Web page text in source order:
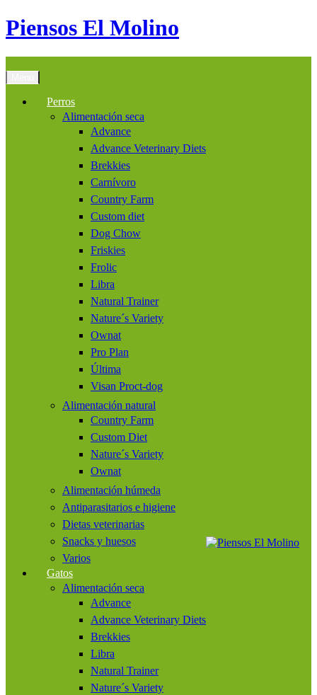
Piensos El Molino
Perros
Alimentación seca
Advance
Advance Veterinary Diets
Brekkies
Carnívoro
Country Farm
Custom diet
Dog Chow
Friskies
Frolic
Libra
Natural Trainer
Nature´s Variety
Ownat
Pro Plan
Última
Visan Proct-dog
Alimentación natural
Country Farm
Custom Diet
Nature´s Variety
Ownat
Alimentación húmeda
Antiparasitarios e higiene
Dietas veterinarias
Snacks y huesos
Varios
Gatos
Alimentación seca
Advance
Advance Veterinary Diets
Brekkies
Libra
Natural Trainer
Nature´s Variety